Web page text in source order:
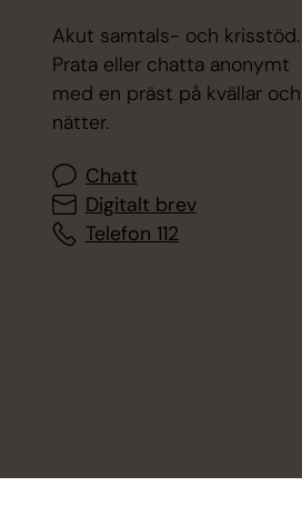
Akut samtals- och krisstöd.
Prata eller chatta anonymt
med en präst på kvällar och
nätter.
Chatt
Digitalt brev
Telefon 112